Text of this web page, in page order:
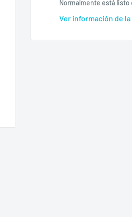
Normalmente está listo
Ver información de